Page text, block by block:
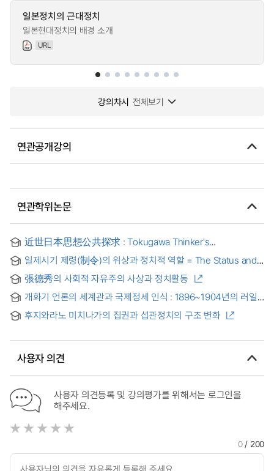
일본정치의 근대정치
일본현대정치의 배경 소개
URL
강의차시 전체보기
연관공개강의
연관학위논문
近世日本思想公共探求 : Tokugawa Thinker's
일제시기 제령(制令)의 위상과 정치적 역할 = The Status and
Political Role of the Seirei(制令) during the Japanese
Colonial Period
張德秀의 사회적 자유주의 사상과 정치활동
개화기 언론의 세계관과 국제정세 인식 : 1896~1904년의 러일
and their understanding of international politics during the
Japanese Rivalry, 1896~1904
후지와라노 미치나가의 집권과 섭관정치의 구조 변화
사용자 의견
사용자 의견등록 및 강의평가를 위해서는 로그인을
해주세요.
0/ 200